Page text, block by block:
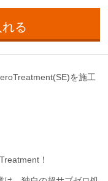
る
を施工
！